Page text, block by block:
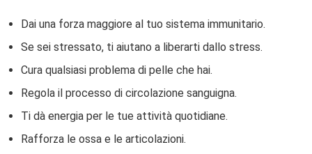
Dai una forza maggiore al tuo sistema immunitario.
Se sei stressato, ti aiutano a liberarti dallo stress.
Cura qualsiasi problema di pelle che hai.
Regola il processo di circolazione sanguigna.
Ti dà energia per le tue attività quotidiane.
Rafforza le ossa e le articolazioni.